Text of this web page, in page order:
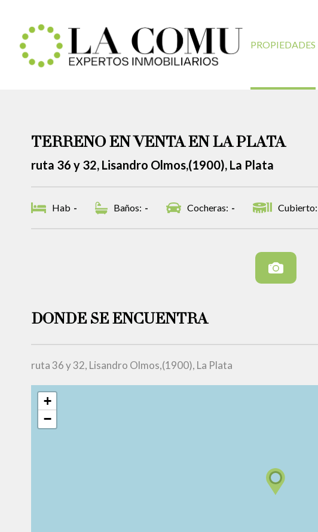
PROPIEDADES
TERRENO EN VENTA EN LA PLATA
ruta 36 y 32, Lisandro Olmos,(1900), La Plata
Hab - Baños: - Cocheras: - Cubierto:
DONDE SE ENCUENTRA
ruta 36 y 32, Lisandro Olmos,(1900), La Plata
+
−